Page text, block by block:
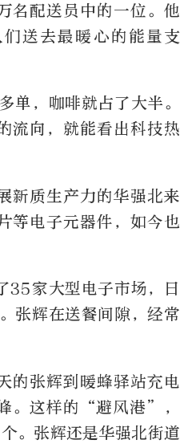
名配送员中的一位。他
送去最暖心的能量支
单，咖啡就占了大半。
流向，就能看出科技热
新质生产力的华强北来
等电子元器件，如今也
35家大型电子市场，日
张辉在送餐间隙，经常
的张辉到暖蜂驿站充电
。这样的“避风港”，
。张辉还是华强北街道